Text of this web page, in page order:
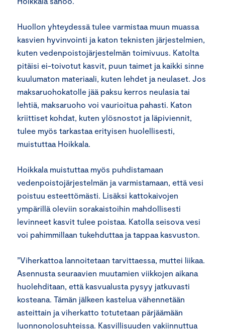
Huollon yhteydessä tulee varmistaa muun muassa
kasvien hyvinvointi ja katon teknisten järjestelmien,
kuten vedenpoistojärjestelmän toimivuus. Katolta
pitäisi ei-toivotut kasvit, puun taimet ja kaikki sinne
kuulumaton materiaali, kuten lehdet ja neulaset. Jos
maksaruohokatolle jää paksu kerros neulasia tai
lehtiä, maksaruoho voi vaurioitua pahasti. Katon
kriittiset kohdat, kuten ylösnostot ja läpiviennit,
tulee myös tarkastaa erityisen huolellisesti,
muistuttaa Hoikkala.
Hoikkala muistuttaa myös puhdistamaan
vedenpoistojärjestelmän ja varmistamaan, että vesi
poistuu esteettömästi. Lisäksi kattokaivojen
ympärillä oleviin sorakaistoihin mahdollisesti
levinneet kasvit tulee poistaa. Katolla seisova vesi
voi pahimmillaan tukehduttaa ja tappaa kasvuston.
”Viherkattoa lannoitetaan tarvittaessa, muttei liikaa.
Asennusta seuraavien muutamien viikkojen aikana
huolehditaan, että kasvualusta pysyy jatkuvasti
kosteana. Tämän jälkeen kastelua vähennetään
asteittain ja viherkatto totutetaan pärjäämään
luonnonolosuhteissa. Kasvillisuuden vakiinnuttua